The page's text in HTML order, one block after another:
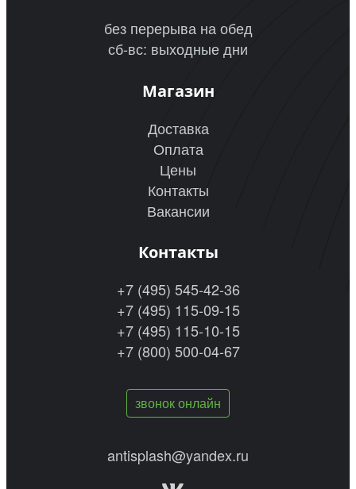
без перерыва на обед
сб-вс: выходные дни
Магазин
Доставка
Оплата
Цены
Контакты
Вакансии
Контакты
+7 (495) 545-42-36
+7 (495) 115-09-15
+7 (495) 115-10-15
+7 (800) 500-04-67
звонок онлайн
antisplash@yandex.ru